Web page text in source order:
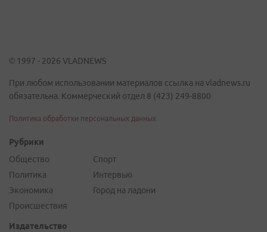
© 1997 - 2026 VLADNEWS
При любом использовании материалов ссылка на vladnews.ru
обязательна. Коммерческий отдел 8 (423) 249-8800
Политика обработки персональных данных
Рубрики
Общество
Политика
Экономика
Происшествия
Спорт
Интервью
Город на ладони
Издательство